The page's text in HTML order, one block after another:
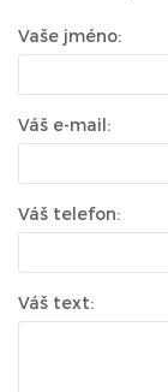
Vaše jméno:
Váš e-mail:
Váš telefon:
Váš text: